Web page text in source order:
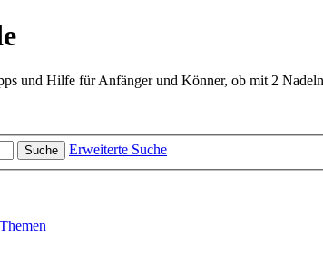
und Hilfe für Anfänger und Könner, ob mit 2
Suche Erweiterte Suche